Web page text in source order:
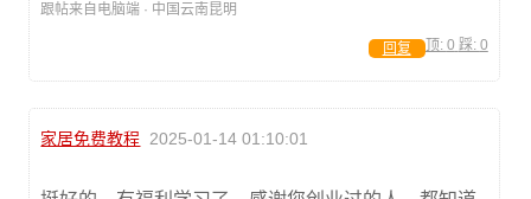
跟帖来自电脑端 · 中国云南昆明
顶: 0 踩: 0
回复
家居免费教程 2025-01-14 01:10:01